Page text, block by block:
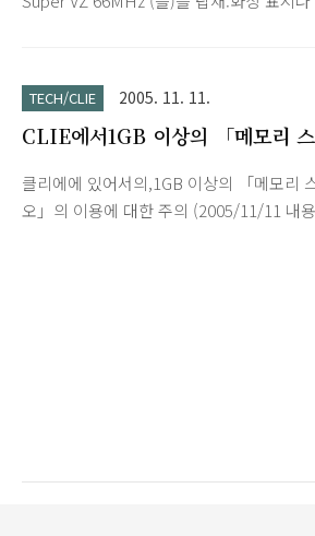
튼」으로 간편하게 캔슬. 다양한 어플리케
이 가능합니다. 스마트한IC 기록 미디어 「
게이트 메모리 스틱」에 대응.화상이나 어
Desktop(TM) (클리에 팜 데스크탑)」는
장」등을 「클리에」라고 PC로 일괄관리
TECH/CLIE 2005. 11. 11.
CLIE에서1GB 이상의 「메모리
클리에에 있어서의,1GB 이상의 「메모리
오」의 이용에 대한 주의 (2005/11/11 내